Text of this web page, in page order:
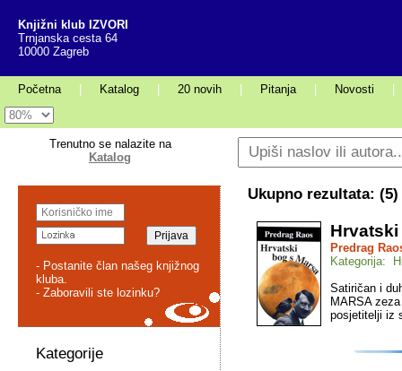
Knjižni klub IZVORI
Trnjanska cesta 64
10000 Zagreb
Početna Katalog 20 novih Pitanja Novosti
Trenutno se nalazite na
Katalog
- Postanite član našeg knjižnog
kluba.
- Zaboravili ste lozinku?
Kategorije
Ukupno rezultata: (5)
Predrag
Kategorija:
Satiričan i
MARSA
posjetitelji iz